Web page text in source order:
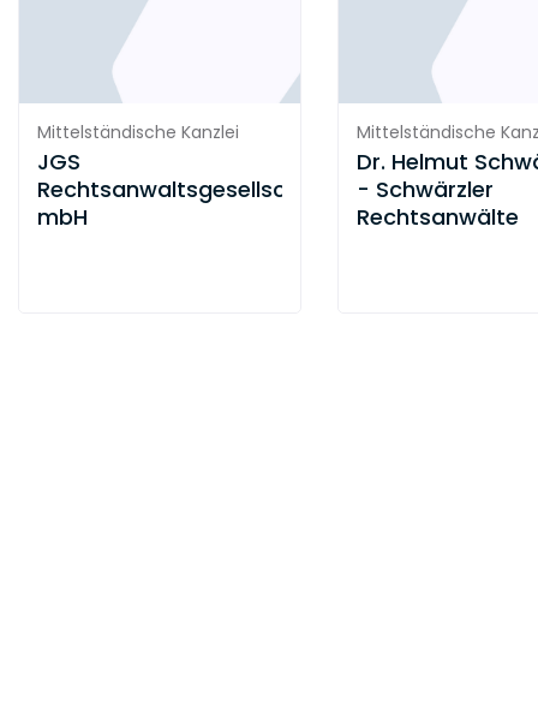
Mittelständische Kanzlei
JGS
Rechtsanwaltsgesellschaft
mbH
Mittelständische
Dr. Helmut
- Schwärzler
Rechtsanwälte